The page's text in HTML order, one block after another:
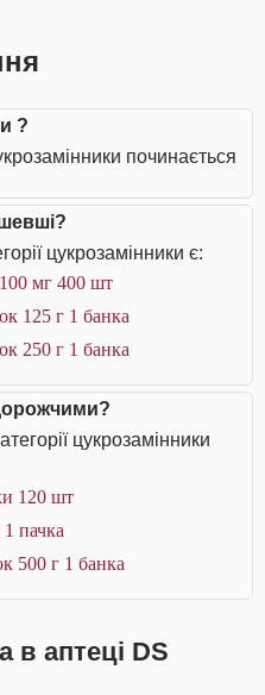
?
починається
цукрозамінники є:
мг 400 шт
125 г 1 банка
250 г 1 банка
цукрозамінники
120 шт
пачка
500 г 1 банка
в аптеці DS